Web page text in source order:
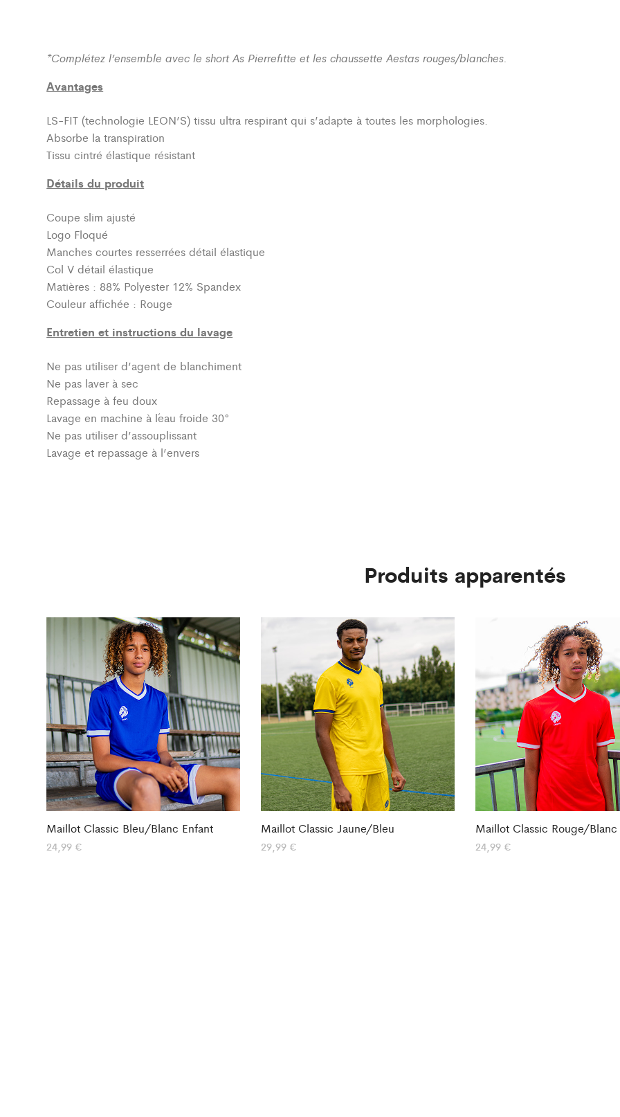
*Complétez l’ensemble avec le short As Pierrefitte et les chaussette Aestas rouges/blanches.
Avantages
LS-FIT (technologie LEON’S)tissu ultra respirant qui s’adapte à toutes les morphologies.
Absorbe la transpiration
Tissu cintré élastique résistant
Détails du produit
Coupe slim ajusté
Logo Floqué
Manches courtes resserrées détail élastique
Col V détail élastique
Matières : 88% Polyester 12% Spandex
Couleur affichée : Rouge
Entretien et instructions du lavage
Ne pas utiliser d’agent de blanchiment
Ne pas laver à sec
Repassage à feu doux
Lavage en machine à l´eau froide 30°
Ne pas utiliser d’assouplissant
Lavage et repassage à l’envers
Produits apparentés
Maillot Classic Bleu/Blanc Enfant
24,99 €
Maillot Classic Jaune/Bleu
29,99 €
Maillot Classic Rouge/Blanc
24,99 €